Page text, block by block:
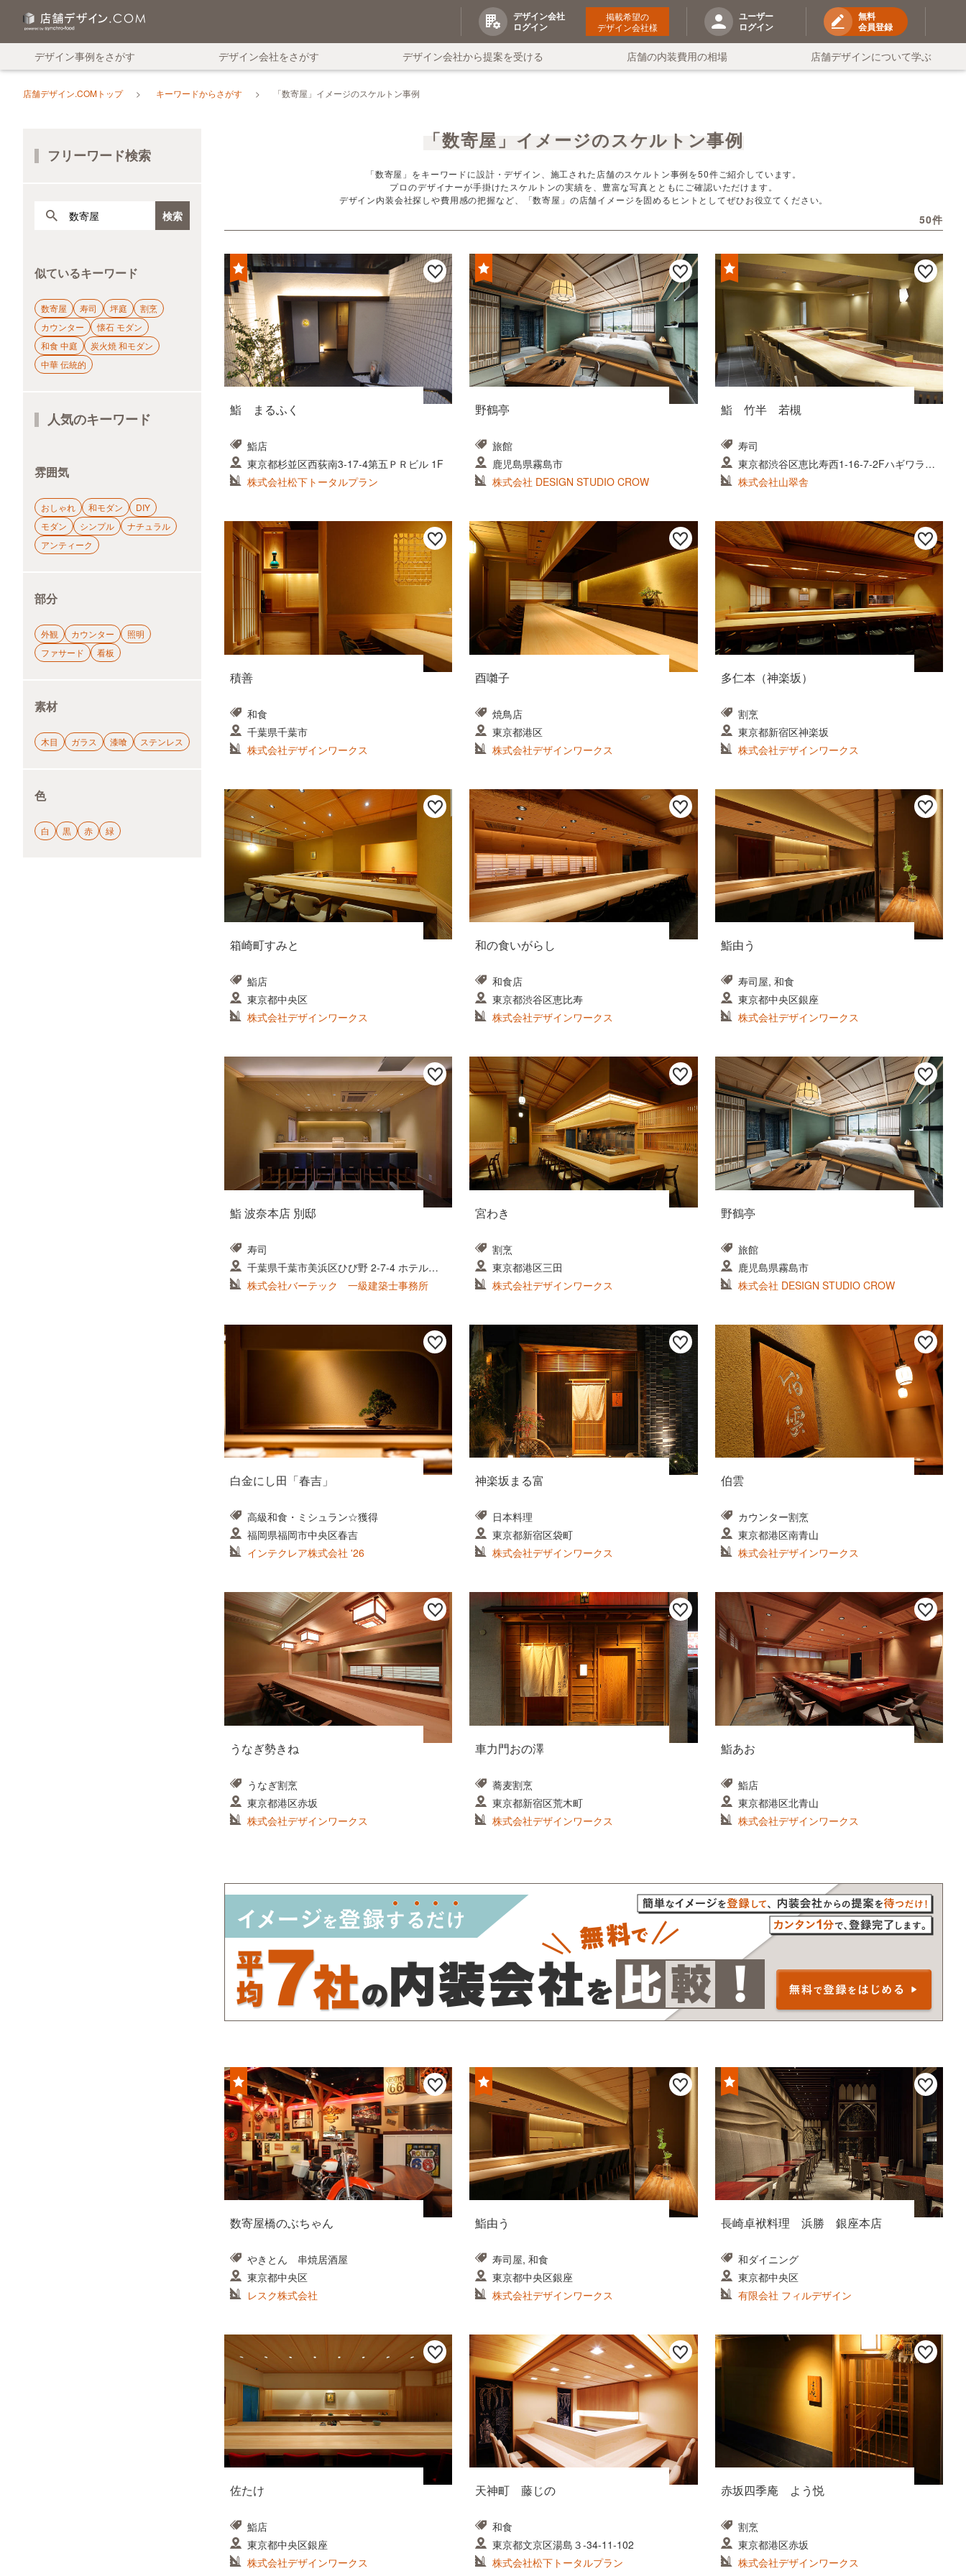
デザイン会社
ログイン
掲載希望の
デザイン会社様
ユーザー
ログイン
無料
会員登録
デザイン事例をさがす デザイン会社をさがす デザイン会社から提案を受ける 店舗の内装費用の相場 店舗デザインについて学ぶ
店舗デザイン.COMトップ キーワードからさがす 「数寄屋」イメージのスケルトン事例
フリーワード検索
似ているキーワード
数寄屋 寿司 坪庭
割烹
カウンター
懐石 モダン
和食 中庭
炭火焼 和モダン
中華 伝統的
人気のキーワード
雰囲気
おしゃれ 和モダン
DIY
モダン
シンプル
ナチュラル
アンティーク
部分
外観 カウンター
照明
ファサード
看板
素材
木目 ガラス 漆喰 ステンレス
色
白 黒 赤 緑
「数寄屋」イメージのスケルトン事例
「数寄屋」をキーワードに設計・デザイン、施工された店舗のスケルトン事例を50件ご紹介しています。
プロのデザイナーが手掛けたスケルトンの実績を、豊富な写真とともにご確認いただけます。
デザイン内装会社探しや費用感の把握など、「数寄屋」の店舗イメージを固めるヒントとしてぜひお役立てください。
50件
鮨 まるふく
鮨店
東京都杉並区西荻南3-17-4第五ＰＲビル 1F
株式会社松下トータルプラン
野鶴亭
旅館
鹿児島県霧島市
株式会社 DESIGN STUDIO CROW
鮨 竹半 若槻
寿司
東京都渋谷区恵比寿西1-16-7-2Fハギワラビ
ルディング ナナ
株式会社山翠舎
積善
和食
千葉県千葉市
株式会社デザインワークス
酉囃子
焼鳥店
東京都港区
株式会社デザインワークス
多仁本（神楽坂）
割烹
東京都新宿区神楽坂
株式会社デザインワークス
箱崎町すみと
鮨店
東京都中央区
株式会社デザインワークス
和の食いがらし
和食店
東京都渋谷区恵比寿
株式会社デザインワークス
鮨由う
寿司屋, 和食
東京都中央区銀座
株式会社デザインワークス
鮨 波奈本店 別邸
寿司
千葉県千葉市美浜区ひび野 2-7-4 ホテルシ
ュランザ MAKUHARI BAY
株式会社バーテック 一級建築士事務所
宮わき
割烹
東京都港区三田
株式会社デザインワークス
野鶴亭
旅館
鹿児島県霧島市
株式会社 DESIGN STUDIO CROW
白金にし田「春吉」
高級和食・ミシュラン☆獲得
福岡県福岡市中央区春吉
インテクレア株式会社 '26
神楽坂まる富
日本料理
東京都新宿区袋町
株式会社デザインワークス
伯雲
カウンター割烹
東京都港区南青山
株式会社デザインワークス
うなぎ勢きね
うなぎ割烹
東京都港区赤坂
株式会社デザインワークス
車力門おの澤
蕎麦割烹
東京都新宿区荒木町
株式会社デザインワークス
鮨あお
鮨店
東京都港区北青山
株式会社デザインワークス
数寄屋橋のぶちゃん
やきとん 串焼居酒屋
東京都中央区
レスク株式会社
鮨由う
寿司屋, 和食
東京都中央区銀座
株式会社デザインワークス
長崎卓袱料理 浜勝 銀座本店
和ダイニング
東京都中央区
有限会社 フィルデザイン
佐たけ
鮨店
東京都中央区銀座
株式会社デザインワークス
天神町 藤じの
和食
東京都文京区湯島３-34-11-102
株式会社松下トータルプラン
赤坂四季庵 よう悦
割烹
東京都港区赤坂
株式会社デザインワークス